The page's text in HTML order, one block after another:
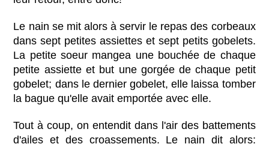
Le nain se mit alors à servir le repas des corbeaux
dans sept petites assiettes et sept petits gobelets.
La petite soeur mangea une bouchée de chaque
petite assiette et but une gorgée de chaque petit
gobelet; dans le dernier gobelet, elle laissa tomber
la bague qu'elle avait emportée avec elle.
Tout à coup, on entendit dans l'air des battements
d'ailes et des croassements. Le nain dit alors: